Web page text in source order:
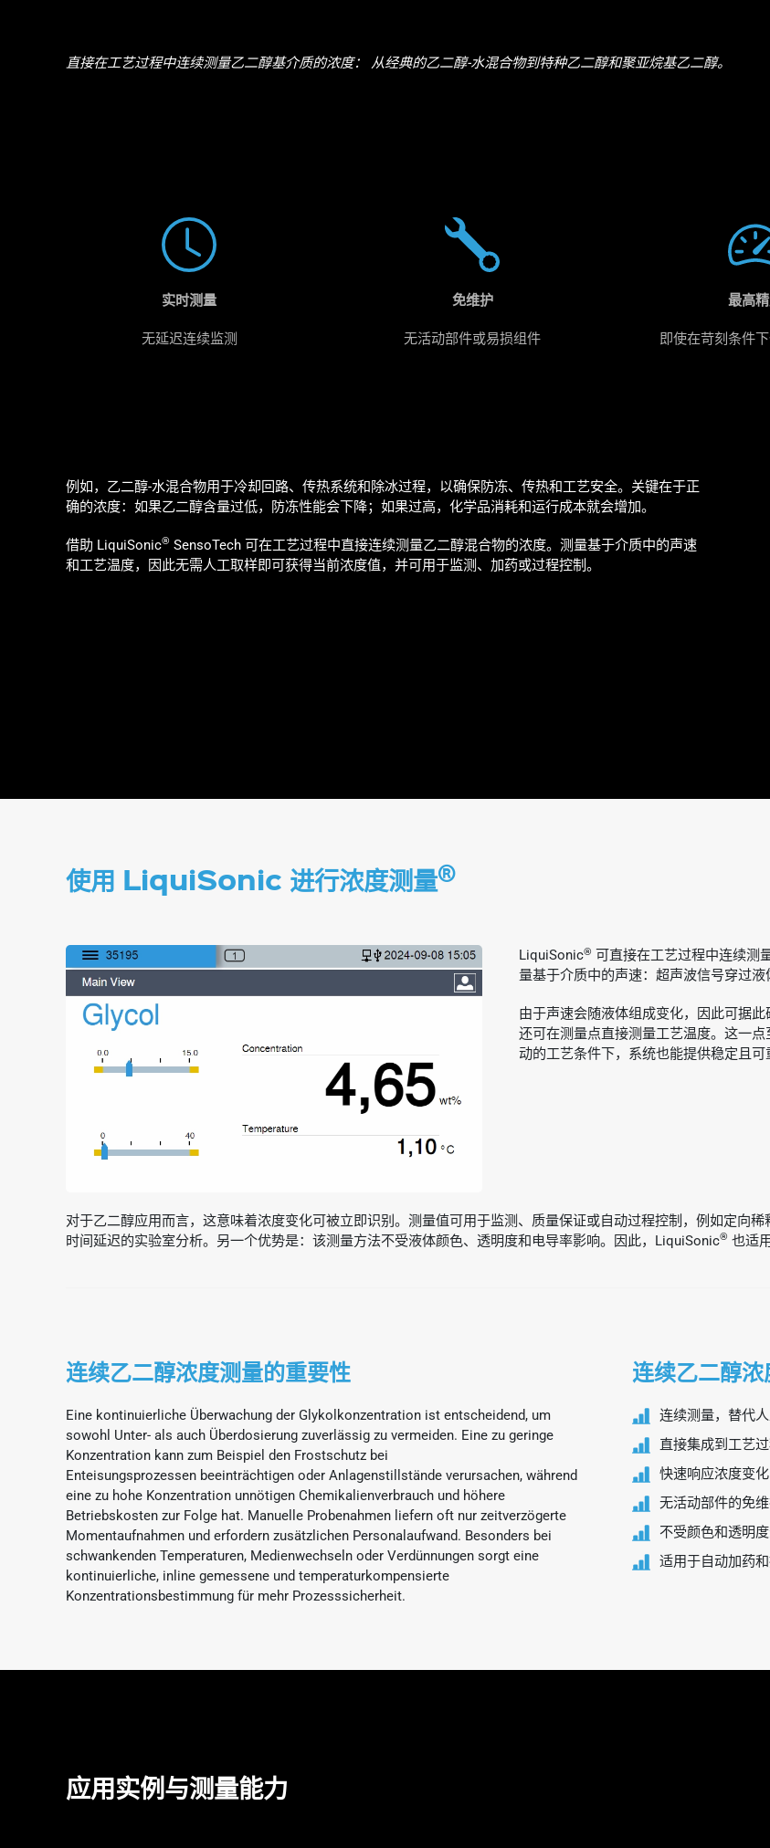
直接在工艺过程中连续测量乙二醇基介质的浓度： 从经典的乙二醇-水混合物到特种乙二醇和聚亚烷基乙二醇。
实时测量
无延迟连续监测
免维护
无活动部件或易损组件
最高
即使在苛刻条件
例如，乙二醇-水混合物用于冷却回路、传热系统和除冰过程，以确保防冻、传热和工艺安全。关键在于正
确的浓度：如果乙二醇含量过低，防冻性能会下降；如果过高，化学品消耗和运行成本就会增加。
借助 LiquiSonic® SensoTech 可在工艺过程中直接连续测量乙二醇混合物的浓度。测量基于介质中的声速
和工艺温度，因此无需人工取样即可获得当前浓度值，并可用于监测、加药或过程控制。
使用 LiquiSonic 进行浓度测量®
LiquiSonic® 可直接在工艺过程中连续测
量基于介质中的声速：超声波信号穿过
由于声速会随液体组成变化，因此可据
还可在测量点直接测量工艺温度。这一
动的工艺条件下，系统也能提供稳定且可
对于乙二醇应用而言，这意味着浓度变化可被立即识别。测量值可用于监测、质量保证或自动过程控制，例如定向
时间延迟的实验室分析。另一个优势是：该测量方法不受液体颜色、透明度和电导率影响。因此，LiquiSonic® 也适
连续乙二醇浓度测量的重要性
Eine kontinuierliche Überwachung der Glykolkonzentration ist entscheidend, um
sowohl Unter- als auch Überdosierung zuverlässig zu vermeiden. Eine zu geringe
Konzentration kann zum Beispiel den Frostschutz bei
Enteisungsprozessen beeinträchtigen oder Anlagenstillstände verursachen, während
eine zu hohe Konzentration unnötigen Chemikalienverbrauch und höhere
Betriebskosten zur Folge hat. Manuelle Probenahmen liefern oft nur zeitverzögerte
Momentaufnahmen und erfordern zusätzlichen Personalaufwand. Besonders bei
schwankenden Temperaturen, Medienwechseln oder Verdünnungen sorgt eine
kontinuierliche, inline gemessene und temperaturkompensierte
Konzentrationsbestimmung für mehr Prozesssicherheit.
连续乙二醇
连续测量，替代
直接集成到工艺
快速响应浓度变化
无活动部件的免
不受颜色和透明
适用于自动加药
应用实例与测量能力